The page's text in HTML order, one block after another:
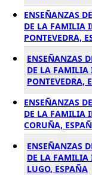
ENSEÑANZAS
DE LA FAMILIA
PONTEVEDRA,
ENSEÑANZAS
DE LA FAMILIA
PONTEVEDRA,
ENSEÑANZAS
DE LA FAMILIA
CORUÑA,
ENSEÑANZAS
DE LA FAMILIA
LUGO, ESPAÑA